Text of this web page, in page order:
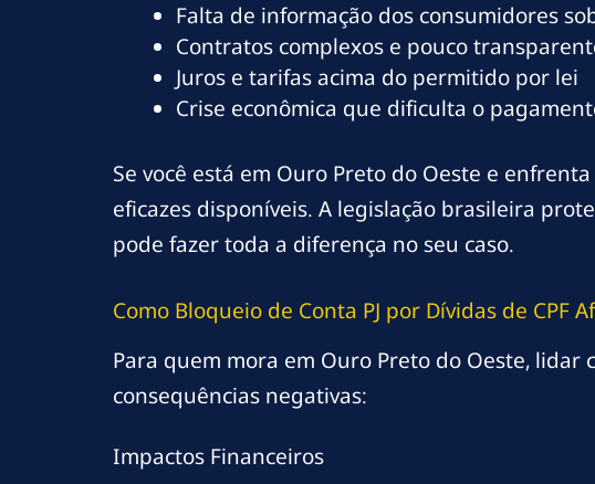
Falta de informação dos consumidores
Contratos complexos e pouco
Juros e tarifas acima do permitido por lei
Crise econômica que dificulta o
Se você está em Ouro Preto do Oeste e
eficazes disponíveis. A legislação brasileira
pode fazer toda a diferença no seu caso.
Como Bloqueio de Conta PJ por Dívidas de CPF
Para quem mora em Ouro Preto do Oeste,
consequências negativas:
Impactos Financeiros